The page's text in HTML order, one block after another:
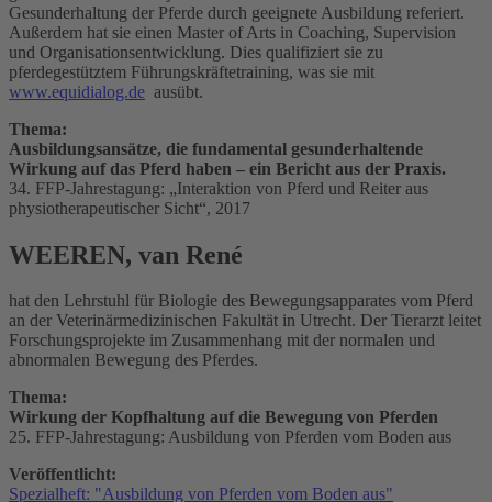
Gesunderhaltung der Pferde durch geeignete Ausbildung referiert.
Außerdem hat sie einen Master of Arts in Coaching, Supervision
und Organisationsentwicklung. Dies qualifiziert sie zu
pferdegestütztem Führungskräftetraining, was sie mit
www.equidialog.de ausübt.
Thema:
Ausbildungsansätze, die fundamental gesunderhaltende
Wirkung auf das Pferd haben – ein Bericht aus der Praxis.
34. FFP-Jahrestagung: „Interaktion von Pferd und Reiter aus
physiotherapeutischer Sicht“, 2017
WEEREN, van René
hat den Lehrstuhl für Biologie des Bewegungsapparates vom Pferd
an der Veterinärmedizinischen Fakultät in Utrecht. Der Tierarzt leitet
Forschungsprojekte im Zusammenhang mit der normalen und
abnormalen Bewegung des Pferdes.
Thema:
Wirkung der Kopfhaltung auf die Bewegung von Pferden
25. FFP-Jahrestagung: Ausbildung von Pferden vom Boden aus
Veröffentlicht:
Spezialheft: "Ausbildung von Pferden vom Boden aus"